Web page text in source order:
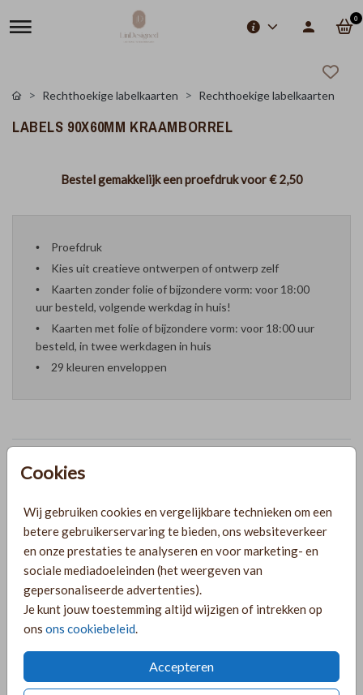
0
Cookies
Wij gebruiken cookies en vergelijkbare technieken om een
betere gebruikerservaring te bieden, ons websiteverkeer
en onze prestaties te analyseren en voor marketing- en
sociale mediadoeleinden (het weergeven van
gepersonaliseerde advertenties).
Je kunt jouw toestemming altijd wijzigen of intrekken op
ons ons cookiebeleid.
Accepteren
Rechthoekige labelkaarten Rechthoekige labelkaarten
LABELS 90X60MM KRAAMBORREL
Bestel gemakkelijk een proefdruk voor€ 2,50
Proefdruk
Kies uit creatieve ontwerpen of ontwerp zelf
Kaarten zonder folie of bijzondere vorm: voor 18:00
uur besteld, volgende werkdag in huis!
Kaarten met folie of bijzondere vorm: voor 18:00 uur
besteld, in twee werkdagen in huis
29 kleuren enveloppen
Formaten en prijzen
PRODUCTINFORMATIE
OMSCHRIJVING
6 labels voor een kraamborrel met afgeronde hoeken en
een hartje. Voeg dit kraamborrel kaartje bij je linnenlook